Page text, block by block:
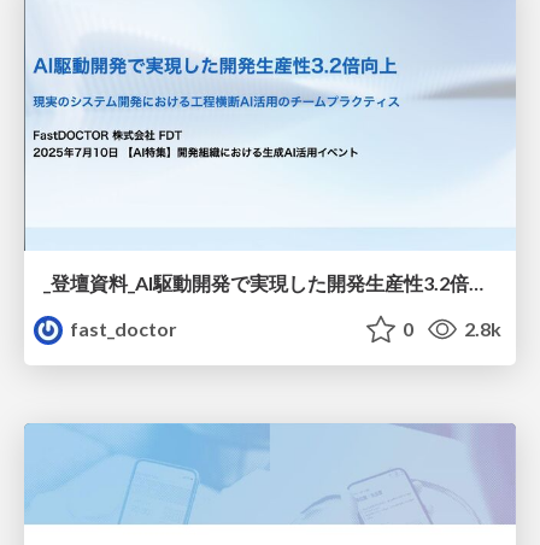
_登壇資料_AI駆動開発で実現した開発生産性3.2倍向上.pdf
fast_doctor
0 2.8k